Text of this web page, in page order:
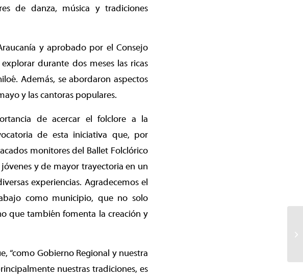
de danza, música y tradiciones
y aprobado por el Consejo
durante dos meses las ricas
Además, se abordaron aspectos
y las cantoras populares.
de acercar el folclore a la
de esta iniciativa que, por
monitores del Ballet Folclórico
y de mayor trayectoria en un
experiencias. Agradecemos el
como municipio, que no solo
que también fomenta la creación y
“como Gobierno Regional y nuestra
nuestras tradiciones, es